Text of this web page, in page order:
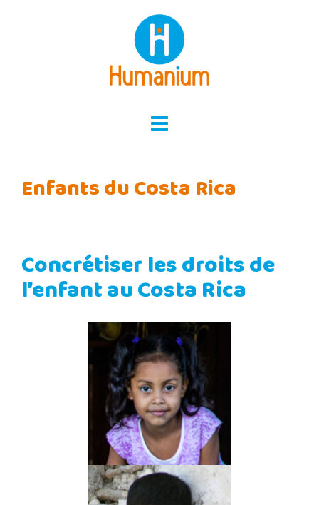
Enfants du Costa Rica
Concrétiser les droits de
l’enfant au Costa Rica